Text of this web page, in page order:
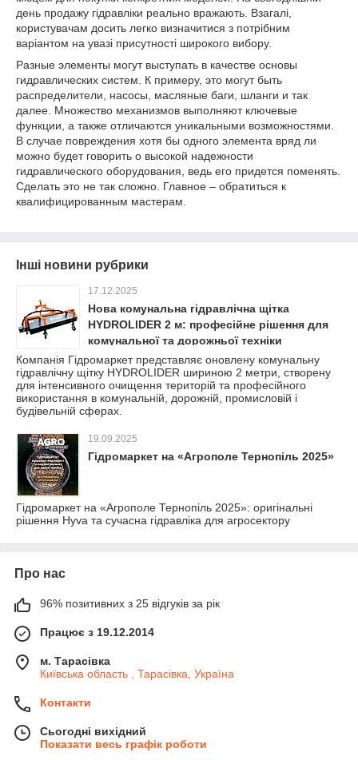
день продажу гідравліки реально вражають. Взагалі,
користувачам досить легко визначитися з потрібним
варіантом на увазі присутності широкого вибору.
Разные элементы могут выступать в качестве основы
гидравлических систем. К примеру, это могут быть
распределители, насосы, масляные баги, шланги и так
далее. Множество механизмов выполняют ключевые
функции, а также отличаются уникальными возможностями.
В случае повреждения хотя бы одного элемента вряд ли
можно будет говорить о высокой надежности
гидравлического оборудования, ведь его придется поменять.
Сделать это не так сложно. Главное – обратиться к
квалифицированным мастерам.
Інші новини рубрики
17.12.2025
Нова комунальна гідравлічна щітка
HYDROLIDER 2 м: професійне рішення для
комунальної та дорожньої техніки
Компанія Гідромаркет представляє оновлену комунальну
гідравлічну щітку HYDROLIDER шириною 2 метри, створену
для інтенсивного очищення територій та професійного
використання в комунальній, дорожній, промисловій і
будівельній сферах.
19.09.2025
Гідромаркет на «Агрополе Тернопіль 2025»
Гідромаркет на «Агрополе Тернопіль 2025»: оригінальні
рішення Hyva та сучасна гідравліка для агросектору
Про нас
96% позитивних з 25 відгуків за рік
Працює з 19.12.2014
м. Тарасівка
Київська область , Тарасівка, Україна
Контакти
Сьогодні вихідний
Показати весь графік роботи